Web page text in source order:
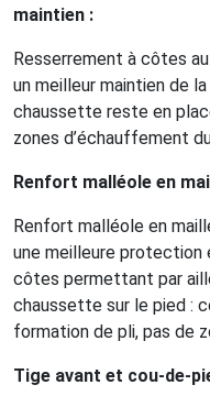
maintien :
Resserrement à côtes
un meilleur maintien de
chaussette reste en
zones d’échauffement
Renfort malléole en
Renfort malléole en
une meilleure protection
côtes permettant par
chaussette sur le pied :
formation de pli, pas de
Tige avant et cou-de-